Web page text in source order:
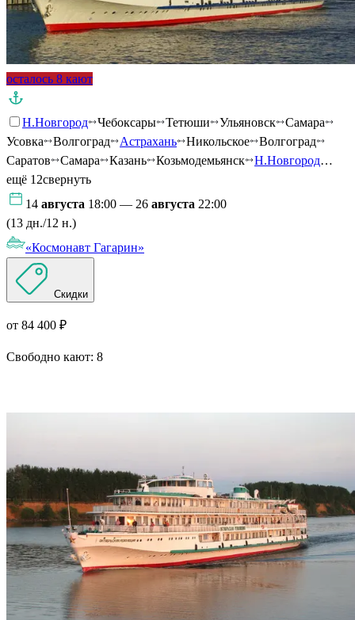
осталось 8 кают
Н.Новгород Чебоксары Тетюши Ульяновск
Самара
Усовка
Волгоград Астрахань Никольское
Волгоград
Саратов
Самара Казань Козьмодемьянск Н.Новгород…
ещё 12свернуть
14 августа 18:00 — 26 августа 22:00
(13 дн./12 н.)
«Космонавт Гагарин»
Скидки
от 84 400 ₽
Свободно кают: 8